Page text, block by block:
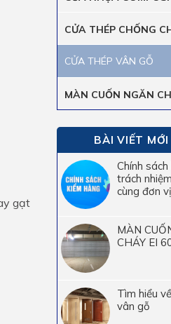
CỬA THÉP CHỐNG
CỬA THÉP VÂN GỖ
MÀN CUỐN NGĂN
BÀI VIẾT
Chính
trách
cùng đơn
MÀN
CHÁY EI
Tìm hiểu
vân gỗ
gạt